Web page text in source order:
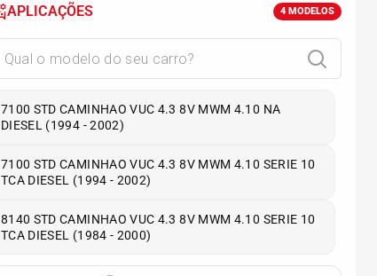
APLICAÇÕES 4 MODELOS
7100 STD CAMINHAO VUC 4.3 8V MWM 4.10 NA
DIESEL (1994 - 2002)
7100 STD CAMINHAO VUC 4.3 8V MWM 4.10 SERIE 10
TCA DIESEL (1994 - 2002)
8140 STD CAMINHAO VUC 4.3 8V MWM 4.10 SERIE 10
TCA DIESEL (1984 - 2000)